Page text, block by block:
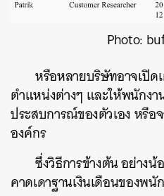
Photo:
หรือหลายบริษัทอาจเปิด
ตำแหน่งต่างๆ และให้พนักง
ประสบการณ์ของตัวเอง หรือ
องค์กร
ซึ่งวิธีการข้างต้น อย่าง
คาดเดาฐานเงินเดือนของพ